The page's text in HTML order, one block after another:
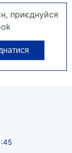
приєднуйся